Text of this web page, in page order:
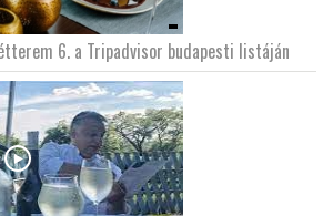
6. a Tripadvisor budapesti listáján